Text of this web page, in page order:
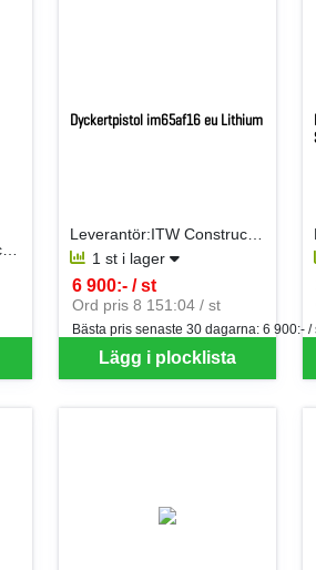
Dyckertpistol im65af16 eu Lithium
Leverantör:ITW Construction Products AB
1 st i lager
Lägg i plocklista
6 900:- / st
SEK per ST
Ord pris 8 151:04 / st
Bästa pris senaste 30 dagarna: 6 900:- /